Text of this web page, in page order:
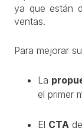
ya que están
ventas.
Para mejorar
La
el primer
El CTA